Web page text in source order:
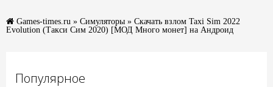
Популярное
Games-times.ru » Симуляторы » Скачать взлом Taxi Sim 2022
Evolution (Такси Сим 2020) [МОД Много монет] на Андроид